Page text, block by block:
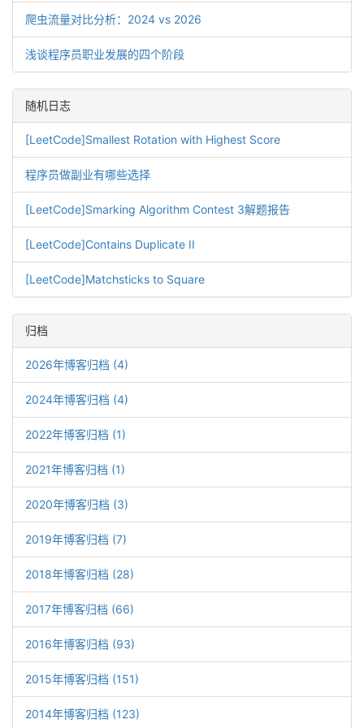
爬虫流量对比分析：2024 vs 2026
浅谈程序员职业发展的四个阶段
随机日志
[LeetCode]Smallest Rotation with Highest Score
程序员做副业有哪些选择
[LeetCode]Smarking Algorithm Contest 3解题报告
[LeetCode]Contains Duplicate II
[LeetCode]Matchsticks to Square
归档
2026年博客归档 (4)
2024年博客归档 (4)
2022年博客归档 (1)
2021年博客归档 (1)
2020年博客归档 (3)
2019年博客归档 (7)
2018年博客归档 (28)
2017年博客归档 (66)
2016年博客归档 (93)
2015年博客归档 (151)
2014年博客归档 (123)